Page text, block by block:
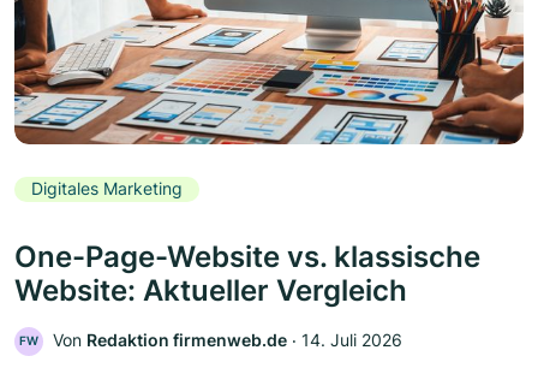
Digitales Marketing
One-Page-Website vs. klassische
Website: Aktueller Vergleich
FW Von Redaktion firmenweb.de ‧ 14. Juli 2026